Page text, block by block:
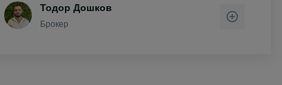
Тодор Дошков
Брокер